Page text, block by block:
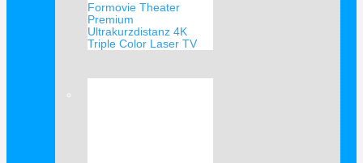
Formovie Theater
Premium
Ultrakurzdistanz 4K
Triple Color Laser TV